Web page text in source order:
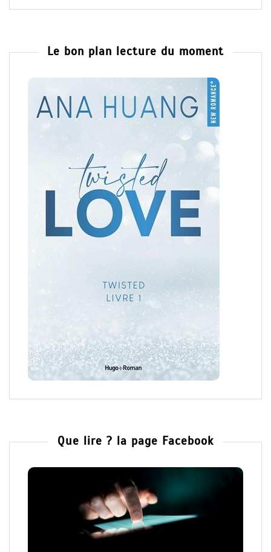
Le bon plan lecture du moment
Que lire ? la page Facebook